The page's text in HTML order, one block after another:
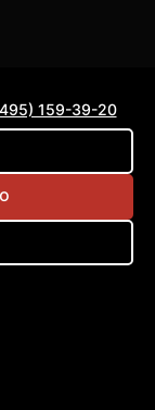
159-39-20